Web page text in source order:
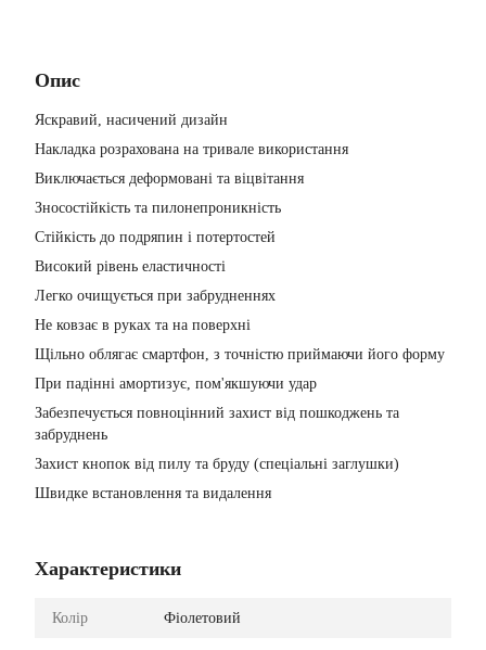
Опис
Яскравий, насичений дизайн
Накладка розрахована на тривале використання
Виключається деформовані та віцвітання
Зносостійкість та пилонепроникність
Стійкість до подряпин і потертостей
Високий рівень еластичності
Легко очищується при забрудненнях
Не ковзає в руках та на поверхні
Щільно облягає смартфон, з точністю приймаючи його форму
При падінні амортизує, пом'якшуючи удар
Забезпечується повноцінний захист від пошкоджень та
забруднень
Захист кнопок від пилу та бруду (спеціальні заглушки)
Швидке встановлення та видалення
Характеристики
Колір Фіолетовий